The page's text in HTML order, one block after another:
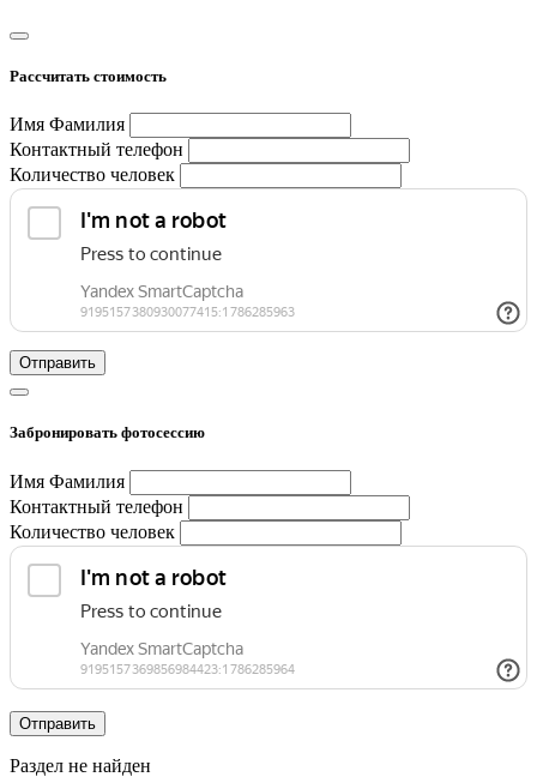
Рассчитать стоимость
Имя Фамилия
Контактный телефон
Количество человек
Отправить
Забронировать фотосессию
Имя Фамилия
Контактный телефон
Количество человек
Отправить
Раздел не найден